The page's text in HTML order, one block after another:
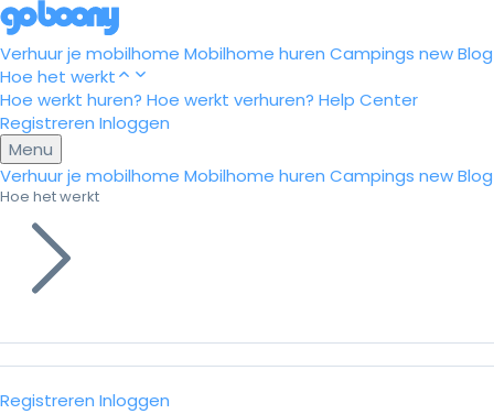
Verhuur je mobilhome Mobilhome huren Campings newBlog
Hoe het werkt
Hoe werkt huren? Hoe werkt verhuren? Help Center
Registreren Inloggen
Menu
Verhuur je mobilhome Mobilhome huren Campings newBlog
Hoe het werkt
Registreren Inloggen